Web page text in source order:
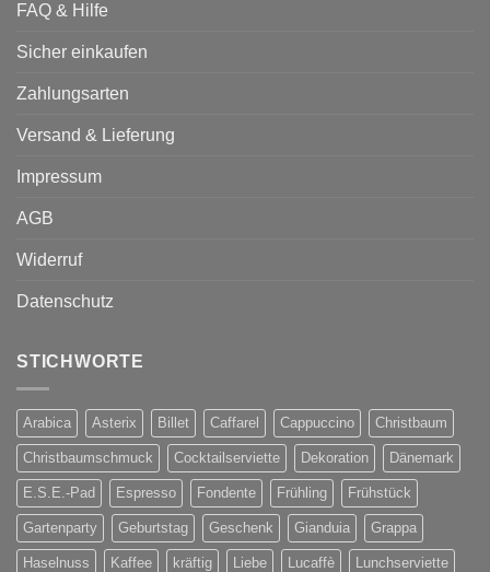
FAQ & Hilfe
Sicher einkaufen
Zahlungsarten
Versand & Lieferung
Impressum
AGB
Widerruf
Datenschutz
STICHWORTE
Arabica Asterix Billet Caffarel Cappuccino Christbaum
Christbaumschmuck Cocktailserviette Dekoration Dänemark
E.S.E.-Pad Espresso Fondente Frühling Frühstück
Gartenparty Geburtstag Geschenk Gianduia Grappa
Haselnuss Kaffee kräftig Liebe Lucaffè Lunchserviette